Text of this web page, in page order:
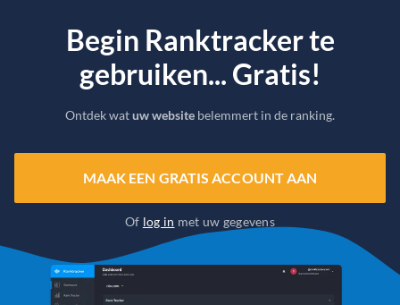
Begin Ranktracker te
gebruiken... Gratis!
Ontdek watuw website belemmert in de ranking.
MAAK EEN GRATIS ACCOUNT AAN
Of log in met uw gegevens